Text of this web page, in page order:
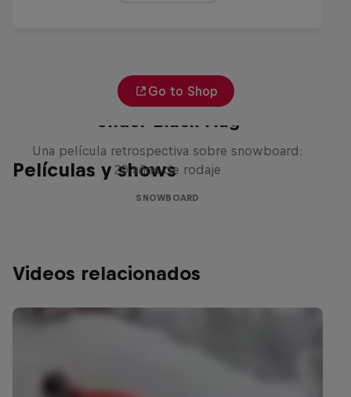
Go to Shop
Películas y shows
Under Black Flag
Una película retrospectiva sobre snowboard:
20 años de rodaje
SNOWBOARD
Videos relacionados